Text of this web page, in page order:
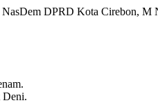
NasDem DPRD Kota Cirebon,
Deni.